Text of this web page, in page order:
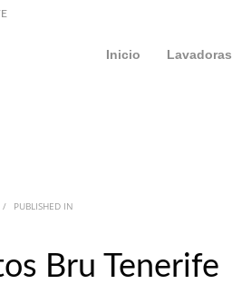
Inicio Lavadoras
/ PUBLISHED IN
Bru Tenerife